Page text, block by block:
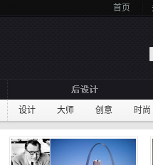
首页
设计 大师 创意 时尚